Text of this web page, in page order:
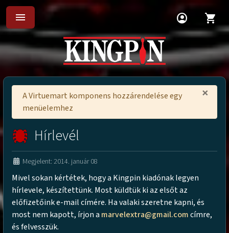
menu account_circle shopping_cart
×
A Virtuemart komponens hozzárendelése egy
menüelemhez
Hírlevél
Megjelent: 2014. január 08
Mivel sokan kértétek, hogy a Kingpin kiadónak legyen
hírlevele, készítettünk. Most küldtük ki az elsőt az
előfizetőink e-mail címére. Ha valaki szeretne kapni, és
most nem kapott, írjon a marvelextra@gmail.comcímre,
és felvesszük.